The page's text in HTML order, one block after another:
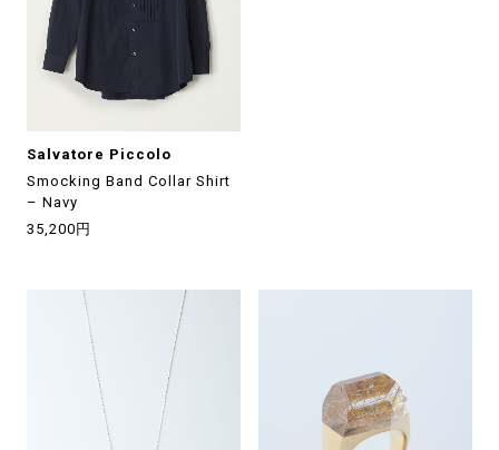
Salvatore Piccolo
Smocking Band Collar Shirt
– Navy
35,200円